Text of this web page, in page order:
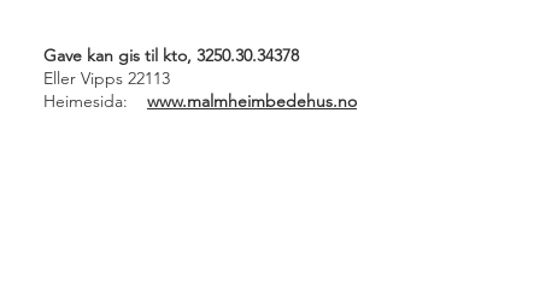
Gave kan gis til kto, 3250.30.34378
Eller Vipps 22113
Heimesida:
www.malmheimbedehus.no